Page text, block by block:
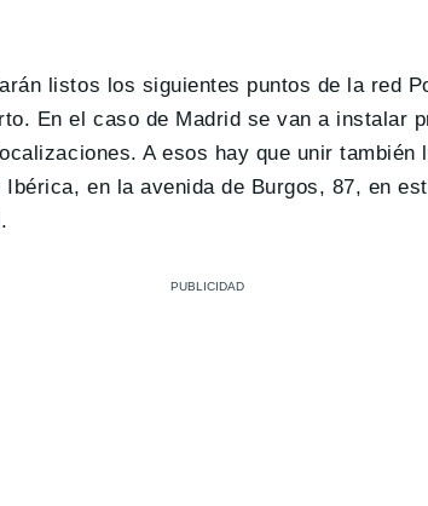
listos los siguientes puntos de la red
En el caso de Madrid se van a instalar
A esos hay que unir
en la avenida de Burgos, 87, en